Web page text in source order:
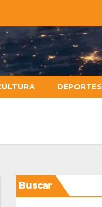
DEPORTES
Buscar